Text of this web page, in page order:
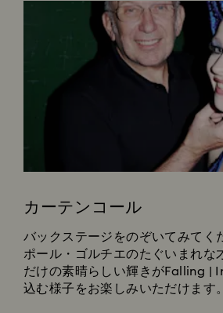
カーテンコール
バックステージをのぞいてみてく
ポール・ゴルチエのたぐいまれな
だけの素晴らしい輝きがFalling |
込む様子をお楽しみいただけます。